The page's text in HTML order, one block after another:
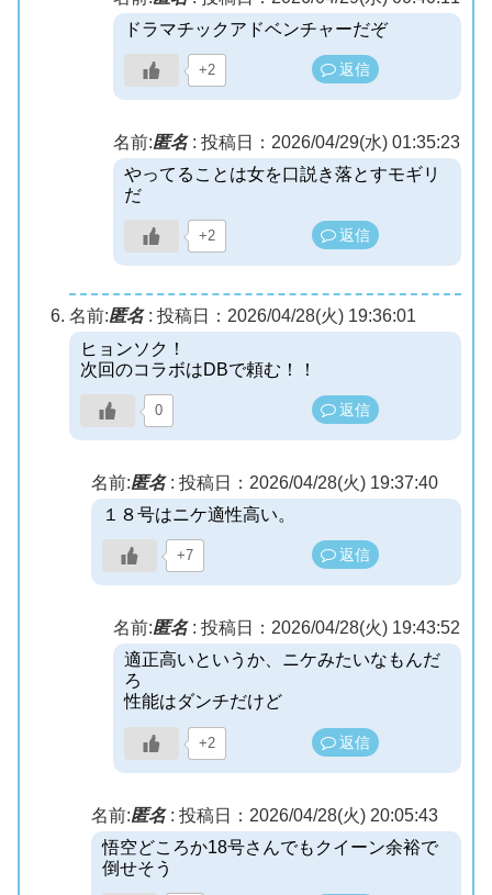
ドラマチックアドベンチャーだぞ
+2 返信
名前:匿名: 投稿日：2026/04/29(水) 01:35:23
やってることは女を口説き落とすモギリ
だ
+2 返信
名前:匿名: 投稿日：2026/04/28(火) 19:36:01
ヒョンソク！
次回のコラボはDBで頼む！！
0 返信
名前:匿名: 投稿日：2026/04/28(火) 19:37:40
１８号はニケ適性高い。
+7 返信
名前:匿名: 投稿日：2026/04/28(火) 19:43:52
適正高いというか、ニケみたいなもんだ
ろ
性能はダンチだけど
+2 返信
名前:匿名: 投稿日：2026/04/28(火) 20:05:43
悟空どころか18号さんでもクイーン余裕で
倒せそう